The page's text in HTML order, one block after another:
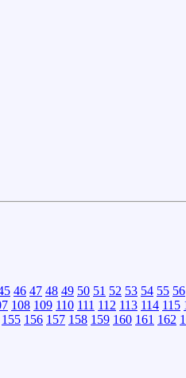
46 47 48 49 50 51 52 53 54 55 56
108 109 110 111 112 113 114 115
155 156 157 158 159 160 161 162